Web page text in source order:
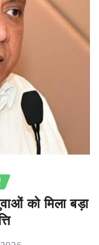
को मिला बड़ा